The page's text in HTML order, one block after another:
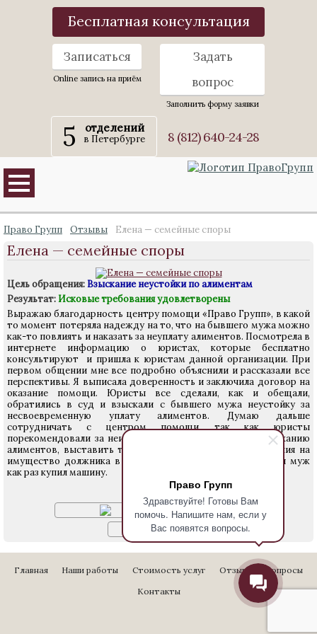
Право Групп
Здравствуйте! Готовы Вам
помочь. Напишите нам, если у
Вас появятся вопросы.
Бесплатная консультация
Записаться
Online запись на приём
Задать
вопрос
Заполнить форму заявки
5 отделений
в Петербурге 8 (812) 640-24-28
Право Групп Отзывы Елена — семейные споры
Елена — семейные споры
Цель обращения:Взыскание неустойки по алиментам
Результат:Исковые требования удовлетворены
Выражаю благодарность центру помощи «Право Групп», в какой
то момент потеряла надежду на то, что на бывшего мужа можно
как-то повлиять и наказать за неуплату алиментов. Посмотрела в
интернете информацию о юристах, которые бесплатно
консультируют и пришла к юристам данной организации. При
первом общении мне все подробно объяснили и рассказали все
перспективы. Я выписала доверенность и заключила договор на
оказание помощи. Юристы все сделали, как и обещали,
обратились в суд и взыскали с бывшего мужа неустойку за
несвоевременную уплату алиментов. Думаю дальше
сотрудничать с центром помощи, так как юристы
порекомендовали за неисполнение решения суда по взысканию
алиментов, выставить требование об обращении взыскания на
имущество должника в часть погашения долга, а бывший муж
как раз купил машину.
Решение суда:
Главная Наши работы Стоимость услуг Отзывы
Вопросы
Контакты